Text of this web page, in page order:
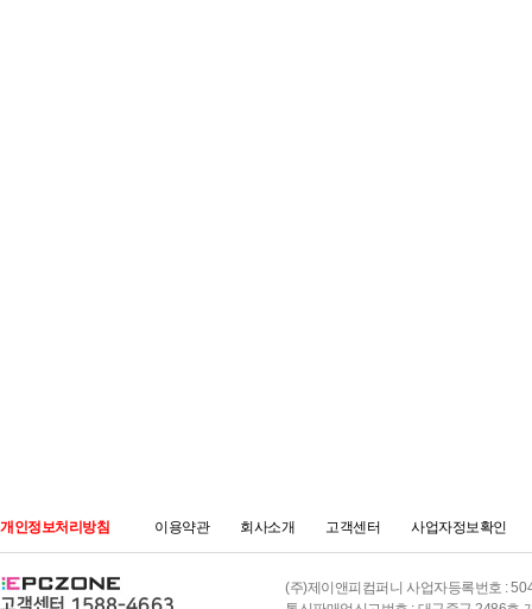
개인정보처리방침 이용약관 회사소개 고객센터 사업자정보확인
(주)제이앤피컴퍼니 사업자등록번호 :